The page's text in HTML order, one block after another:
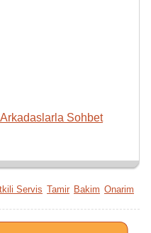
Sohbet
Servis Tamir Bakim Onarim